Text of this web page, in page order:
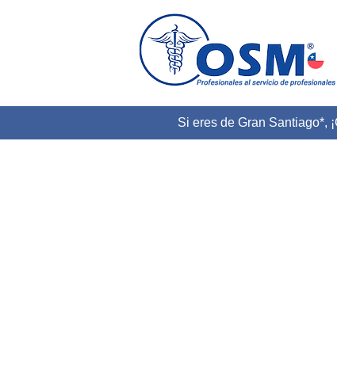
Si eres de Gran Santiago*,